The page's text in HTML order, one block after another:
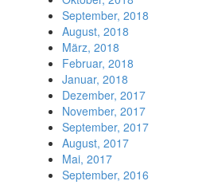
September, 2018
August, 2018
März, 2018
Februar, 2018
Januar, 2018
Dezember, 2017
November, 2017
September, 2017
August, 2017
Mai, 2017
September, 2016